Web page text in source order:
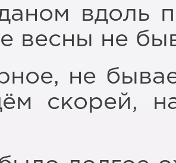
вдоль
весны не
не
скорей,